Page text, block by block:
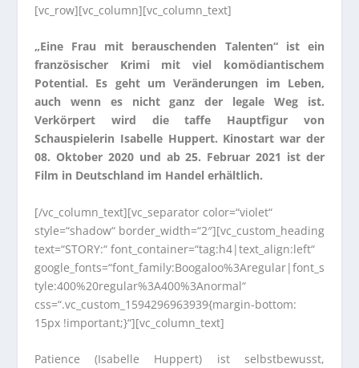
[vc_row][vc_column][vc_column_text]
„Eine Frau mit berauschenden Talenten“ ist ein
französischer Krimi mit viel komödiantischem
Potential. Es geht um Veränderungen im Leben,
auch wenn es nicht ganz der legale Weg ist.
Verkörpert wird die taffe Hauptfigur von
Schauspielerin Isabelle Huppert. Kinostart war der
08. Oktober 2020 und ab 25. Februar 2021 ist der
Film in Deutschland im Handel erhältlich.
[/vc_column_text][vc_separator color=“violet“
style=“shadow“ border_width=“2″][vc_custom_heading
text=“STORY:“ font_container=“tag:h4|text_align:left“
google_fonts=“font_family:Boogaloo%3Aregular|font_s
tyle:400%20regular%3A400%3Anormal“
css=“.vc_custom_1594296963939{margin-bottom:
15px !important;}“][vc_column_text]
Patience (Isabelle Huppert) ist selbstbewusst,